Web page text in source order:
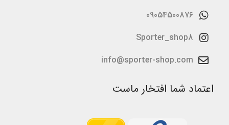
09054500876
Sporter_shop8
info@sporter-shop.com
اعتماد شما افتخار ماست